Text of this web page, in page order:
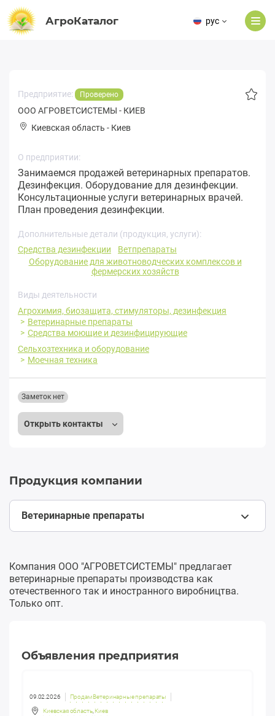
АгроКаталог рус
Предприятие: Проверено
ООО АГРОВЕТСИСТЕМЫ - КИЕВ
Киевская область - Киев
О предприятии:
Занимаемся продажей ветеринарных препаратов.
Дезинфекция. Оборудование для дезинфекции.
Консультационные услуги ветеринарных врачей.
План проведения дезинфекции.
Дополнительные детали (продукция, услуги):
Средства дезинфекции
Ветпрепараты
Оборудование для животноводческих комплексов и
фермерских хозяйств
Виды деятельности
Агрохимия, биозащита, стимуляторы, дезинфекция
Ветеринарные препараты
Средства моющие и дезинфицирующие
Сельхозтехника и оборудование
Моечная техника
Открыть контакты
Заметок нет
Продукция компании
Ветеринарные препараты
Компания ООО "АГРОВЕТСИСТЕМЫ" предлагает
ветеринарные препараты производства как
отечественного так и иностранного виробництва.
Только опт.
Объявления предприятия
09.02.2026 Продам Ветеринарные препараты
Киевская область, Киев